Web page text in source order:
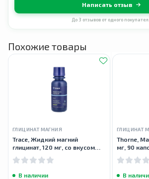
Написать отзыв
До 3 отзывов от одного
Похожие товары
ГЛИЦИНАТ МАГНИЯ
Trace, Жидкий магний
глицинат, 120 мг, со вкусом
В наличии
ГЛИЦИНАТ
Thorne,
мг, 90
В